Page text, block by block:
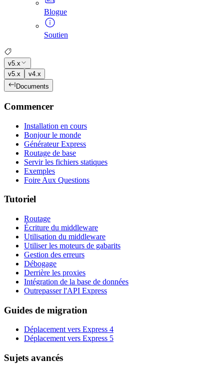
Blogue
Soutien
v5.x
v5.x
v4.x
Documents
Commencer
Installation en cours
Bonjour le monde
Générateur Express
Routage de base
Servir les fichiers statiques
Exemples
Foire Aux Questions
Tutoriel
Routage
Écriture du middleware
Utilisation du middleware
Utiliser les moteurs de gabarits
Gestion des erreurs
Débogage
Derrière les proxies
Intégration de la base de données
Outrepasser l'API Express
Guides de migration
Déplacement vers Express 4
Déplacement vers Express 5
Sujets avancés